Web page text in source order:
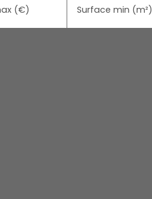
(€) Surface min (m²)